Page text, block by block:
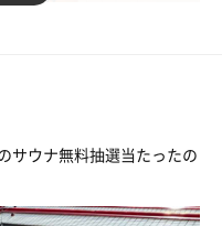
サウナ無料抽選当たったの